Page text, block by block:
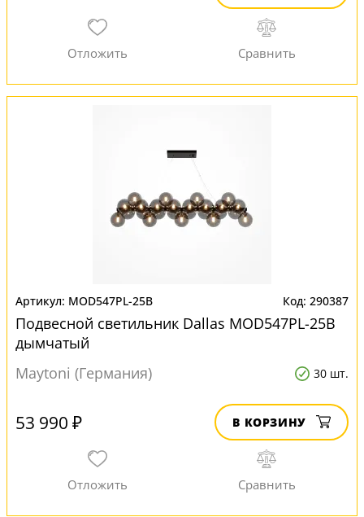
MOD547PL-25B 290387
Подвесной светильник Dallas MOD547PL-25B
дымчатый
Maytoni (Германия)
30 шт.
53 990 ₽ В КОРЗИНУ